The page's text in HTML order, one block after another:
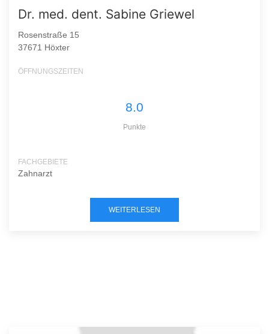
Dr. med. dent. Sabine Griewel
Rosenstraße 15
37671 Höxter
ÖFFNUNGSZEITEN
8.0
Punkte
FACHGEBIETE
Zahnarzt
WEITERLESEN